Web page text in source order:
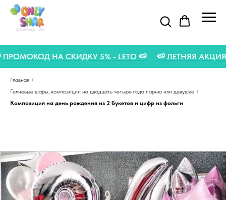
🍉 ПРОМОКОД НА СКИДКУ 5% - LETO 🍉 🍉 ЛЕТНЯЯ
Главная /
Гелиевые шары, композиции на двадцать четыре года парню или девушке /
Композиция на день рождения из 2 букетов и цифр из фольги